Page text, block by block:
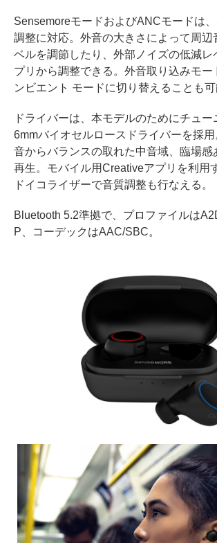
SensemoreモードおよびANCモードは
調整に対応。外音の大きさによって周辺
ベルを調節したり、外部ノイズの低減レ
プリから調整できる。外音取り込みモー
ンビエント モードに切り替えることも可
ドライバーは、本モデルのためにチュー
6mmバイオセルロースドライバーを採
音からバランスの取れた中音域、臨場感
再生。モバイル用Creativeアプリを利用
ドイコライザーで音質調整も行なえる。
Bluetooth 5.2準拠で、プロファイルは
P、コーデックはAAC/SBC。